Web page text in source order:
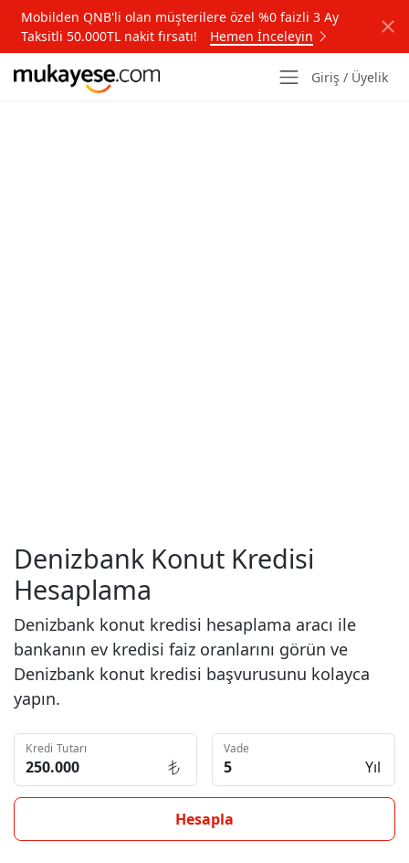
Mobilden QNB'li olan müşterilere özel %0 faizli 3 Ay
Taksitli 50.000TL nakit fırsatı!
Hemen İnceleyin
Giriş / Üyelik
Denizbank Konut Kredisi
Hesaplama
Denizbank konut kredisi hesaplama aracı ile
bankanın ev kredisi faiz oranlarını görün ve
Denizbank konut kredisi başvurusunu kolayca
yapın.
Kredi Tutarı Vade
Yıl
Hesapla